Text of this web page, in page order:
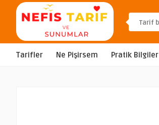
Tarifler Ne Pişirsem Pratik Bilgiler